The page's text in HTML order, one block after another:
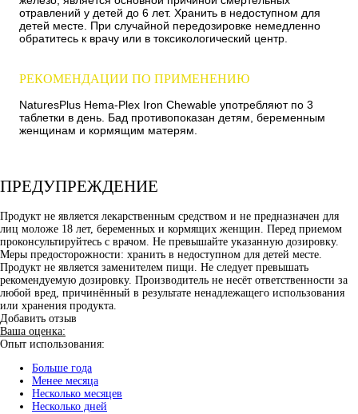
отравлений у детей до 6 лет. Хранить в недоступном для
детей месте. При случайной передозировке немедленно
обратитесь к врачу или в токсикологический центр.
РЕКОМЕНДАЦИИ ПО ПРИМЕНЕНИЮ
NaturesPlus Hema-Plex Iron Chewable употребляют по 3
таблетки в день. Бад противопоказан детям, беременным
женщинам и кормящим матерям.
ПРЕДУПРЕЖДЕНИЕ
Продукт не является лекарственным средством и не предназначен для
лиц моложе 18 лет, беременных и кормящих женщин. Перед приемом
проконсультируйтесь с врачом. Не превышайте указанную дозировку.
Меры предосторожности: хранить в недоступном для детей месте.
Продукт не является заменителем пищи. Не следует превышать
рекомендуемую дозировку. Производитель не несёт ответственности за
любой вред, причинённый в результате ненадлежащего использования
или хранения продукта.
Добавить отзыв
Ваша оценка:
Опыт использования:
Больше года
Менее месяца
Несколько месяцев
Несколько дней